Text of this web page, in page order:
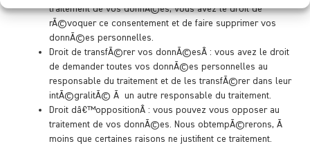
traitement de vos donnÃ©es, vous avez le droit de
rÃ©voquer ce consentement et de faire supprimer vos
donnÃ©es personnelles.
Droit de transfÃ©rer vos donnÃ©esÂ : vous avez le droit
de demander toutes vos donnÃ©es personnelles au
responsable du traitement et de les transfÃ©rer dans leur
intÃ©gralitÃ© Ã un autre responsable du traitement.
Droit dâ€™oppositionÂ : vous pouvez vous opposer au
traitement de vos donnÃ©es. Nous obtempÃ©rerons, Ã
moins que certaines raisons ne justifient ce traitement.